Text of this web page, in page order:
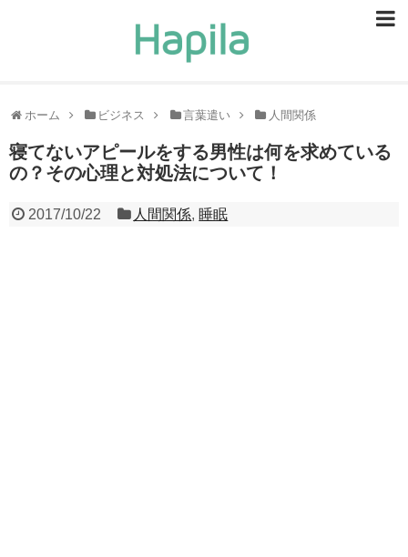
ホーム ビジネス 言葉遣い 人間関係
寝てないアピールをする男性は何を求めている
の？その心理と対処法について！
2017/10/22 人間関係, 睡眠
ヘルスケア
食事・食べ物